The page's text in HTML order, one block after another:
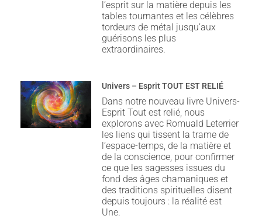
l’esprit sur la matière depuis les
tables tournantes et les célèbres
tordeurs de métal jusqu’aux
guérisons les plus
extraordinaires.
Univers – Esprit TOUT EST RELIÉ
Dans notre nouveau livre Univers-
Esprit Tout est relié, nous
explorons avec Romuald Leterrier
les liens qui tissent la trame de
l’espace-temps, de la matière et
de la conscience, pour confirmer
ce que les sagesses issues du
fond des âges chamaniques et
des traditions spirituelles disent
depuis toujours : la réalité est
Une.